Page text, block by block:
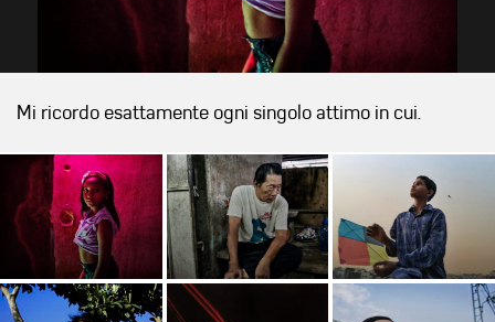
Mi ricordo esattamente ogni singolo attimo in cui.